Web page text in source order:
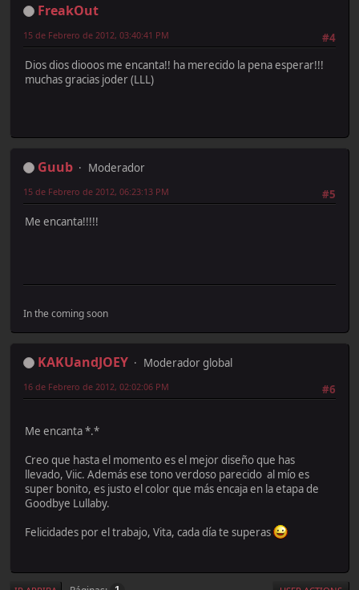
FreakOut
#4
15 de Febrero de 2012, 03:40:41 PM
Dios dios diooos me encanta!! ha merecido la pena esperar!!!
muchas gracias joder (LLL)
Guub
Moderador
#5
15 de Febrero de 2012, 06:23:13 PM
Me encanta!!!!!
In the coming soon
KAKUandJOEY
Moderador global
#6
16 de Febrero de 2012, 02:02:06 PM
Me encanta *.*
Creo que hasta el momento es el mejor diseño que has
llevado, Viic. Además ese tono verdoso parecido al mío es
super bonito, es justo el color que más encaja en la etapa de
Goodbye Lullaby.
Felicidades por el trabajo, Vita, cada día te superas